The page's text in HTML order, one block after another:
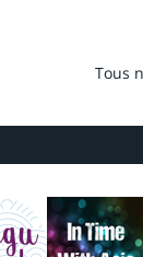
Tous